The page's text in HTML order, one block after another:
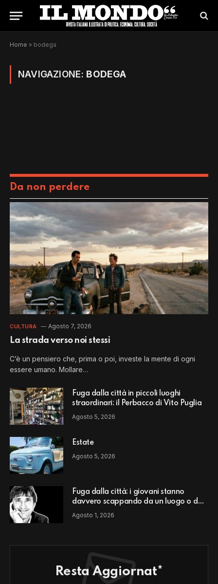
Home » bodega
NAVIGAZIONE: BODEGA
Da non perdere
CULTURA Agosto 7, 2026
La strada verso noi stessi
C’è un pensiero che, prima o poi, investe la mente di ogni
essere umano. Mollare…
Fuga dalla città in piccoli luoghi
straordinari: il Perbacco di Vito Puglia
Agosto 5, 2026
Estate
Agosto 5, 2026
Fuga dalla città: i giovani stanno
davvero scappando da un luogo o da
un modello di vita?
Agosto 1, 2026
Resta Aggiornat*